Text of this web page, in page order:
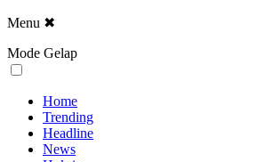
Menu ✖
Mode Gelap
Home
Trending
Headline
News